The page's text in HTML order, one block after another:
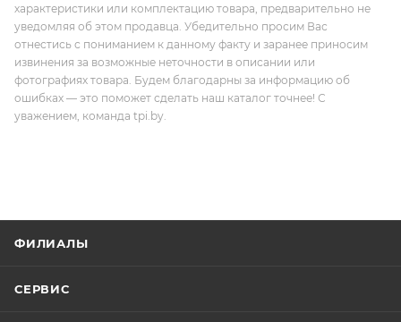
характеристики или комплектацию товара, предварительно не
уведомляя об этом продавца. Убедительно просим Вас
отнестись с пониманием к данному факту и заранее приносим
извинения за возможные неточности в описании или
фотографиях товара. Будем благодарны за информацию об
ошибках — это поможет сделать наш каталог точнее! С
уважением, команда tpi.by.
ФИЛИАЛЫ
СЕРВИС